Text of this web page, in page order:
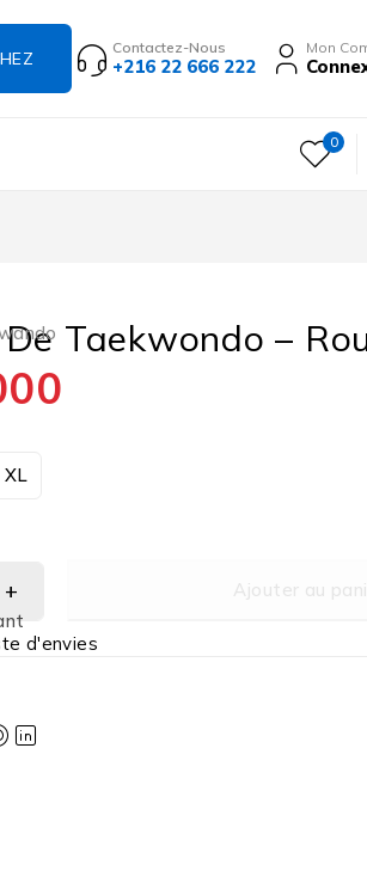
Contactez-Nous
+216 22 666 222
Mon
0
Taekwondo –
XL
Ajouter au